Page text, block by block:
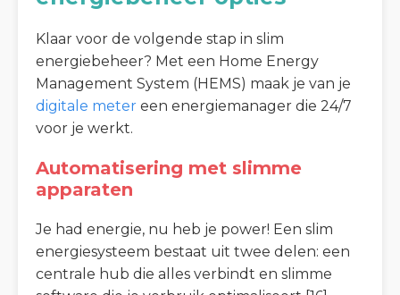
Klaar voor de volgende stap in slim
energiebeheer? Met een Home Energy
Management System (HEMS) maak je van je
digitale meter een energiemanager die 24/7
voor je werkt.
Automatisering met slimme
apparaten
Je had energie, nu heb je power! Een slim
energiesysteem bestaat uit twee delen: een
centrale hub die alles verbindt en slimme